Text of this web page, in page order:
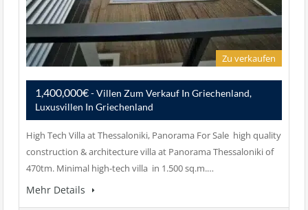
Zu verkaufen
1,400,000€- Villen Zum Verkauf In Griechenland,
Luxusvillen In Griechenland
High Tech Villa at Thessaloniki, Panorama For Sale high quality
construction & architecture villa at Panorama Thessaloniki of
470tm. Minimal high-tech villa in 1.500 sq.m.…
Mehr Details